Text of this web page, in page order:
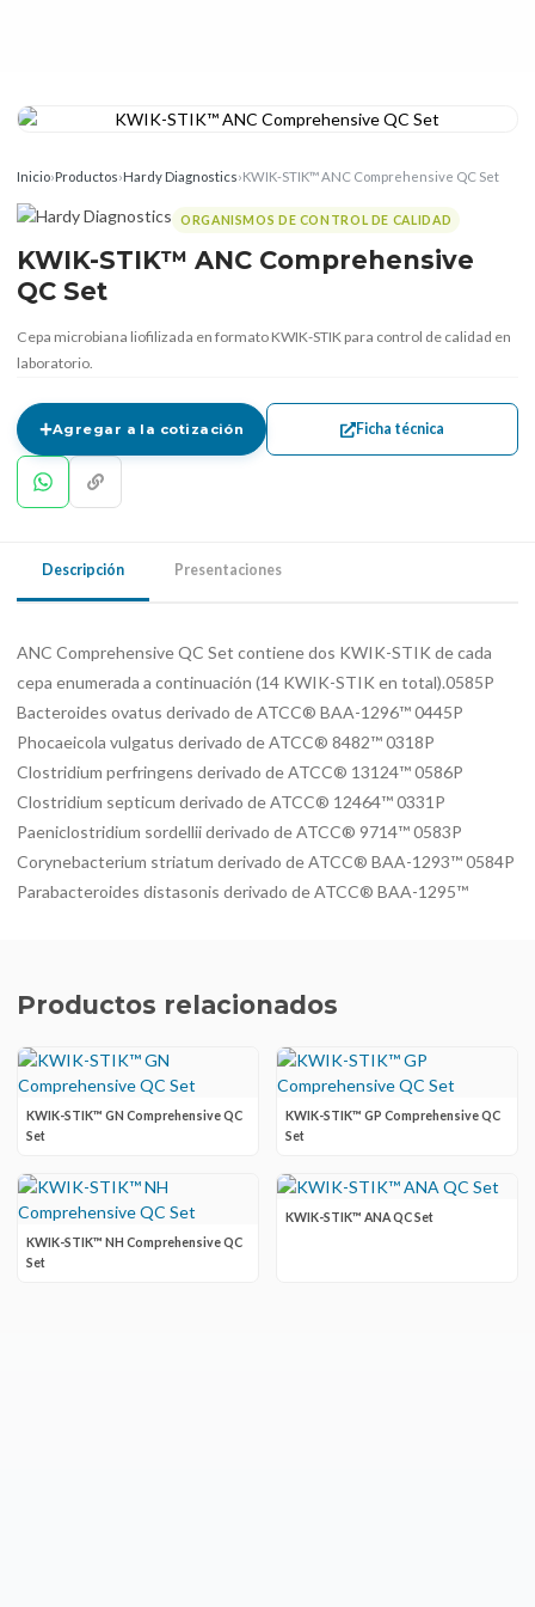
Inicio›Productos›Hardy Diagnostics›KWIK-STIK™ ANC Comprehensive QC Set
ORGANISMOS DE CONTROL DE CALIDAD
KWIK-STIK™ ANC Comprehensive
QC Set
Cepa microbiana liofilizada en formato KWIK-STIK para control de calidad en
laboratorio.
Agregar a la cotización Ficha técnica
Descripción Presentaciones
ANC Comprehensive QC Set contiene dos KWIK-STIK de cada
cepa enumerada a continuación (14 KWIK-STIK en total).0585P
Bacteroides ovatus derivado de ATCC® BAA-1296™ 0445P
Phocaeicola vulgatus derivado de ATCC® 8482™ 0318P
Clostridium perfringens derivado de ATCC® 13124™ 0586P
Clostridium septicum derivado de ATCC® 12464™ 0331P
Paeniclostridium sordellii derivado de ATCC® 9714™ 0583P
Corynebacterium striatum derivado de ATCC® BAA-1293™ 0584P
Parabacteroides distasonis derivado de ATCC® BAA-1295™
Productos relacionados
KWIK-STIK™ GN Comprehensive QC
Set
KWIK-STIK™ GP Comprehensive QC
Set
KWIK-STIK™ NH Comprehensive QC
Set
KWIK-STIK™ ANA QC Set